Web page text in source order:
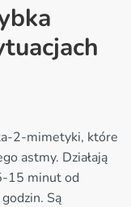
2-mimetyki, które
astmy. Działają
15 minut od
Są